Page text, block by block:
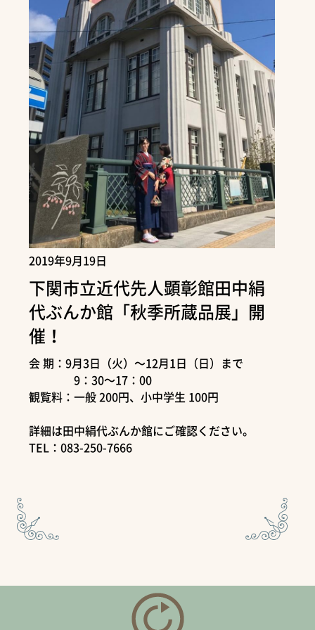
2019年9月19日
下関市立近代先人顕彰館田中絹
代ぶんか館「秋季所蔵品展」開
催！
会 期：9月3日（火）～12月1日（日）まで
9：30～17：00
観覧料：一般 200円、小中学生 100円
詳細は田中絹代ぶんか館にご確認ください。
TEL：083-250-7666